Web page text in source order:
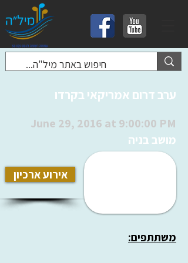
ערב דרום אמריקאי בקרדו
June 29, 2016 at 9:00:00 PM
מושב בניה
אירוע ארכיון
משתתפים: